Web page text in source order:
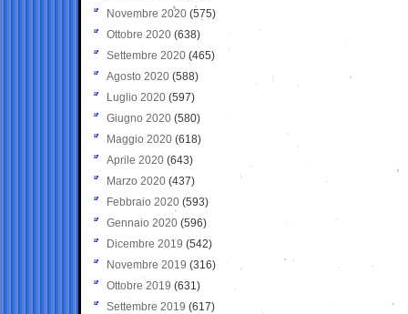
Novembre 2020 (575)
Ottobre 2020 (638)
Settembre 2020(465)
Agosto 2020 (588)
Luglio 2020 (597)
Giugno 2020 (580)
Maggio 2020 (618)
Aprile 2020 (643)
Marzo 2020 (437)
Febbraio 2020 (593)
Gennaio 2020 (596)
Dicembre 2019 (542)
Novembre 2019 (316)
Ottobre 2019 (631)
Settembre 2019 (617)